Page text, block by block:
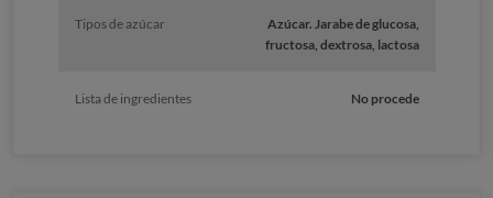
Tipos de azúcar
Azúcar. Jarabe de glucosa,
fructosa, dextrosa, lactosa
Lista de ingredientes No procede